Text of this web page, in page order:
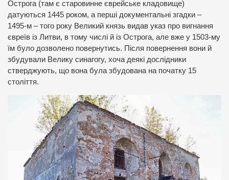
Острога (там є старовинне єврейське кладовище)
датуються 1445 роком, а перші документальні згадки –
1495-м – того року Великий князь видав указ про вигнання
євреїв із Литви, в тому числі й із Острога, але вже у 1503-му
їм було дозволено повернутись. Після повернення вони й
збудували Велику синагогу, хоча деякі дослідники
стверджують, що вона була збудована на початку 15
століття.